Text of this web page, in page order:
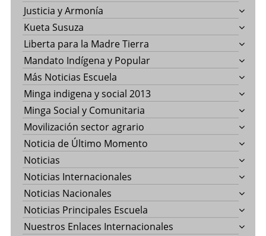
Justicia y Armonía
Kueta Susuza
Liberta para la Madre Tierra
Mandato Indígena y Popular
Más Noticias Escuela
Minga indigena y social 2013
Minga Social y Comunitaria
Movilización sector agrario
Noticia de Último Momento
Noticias
Noticias Internacionales
Noticias Nacionales
Noticias Principales Escuela
Nuestros Enlaces Internacionales